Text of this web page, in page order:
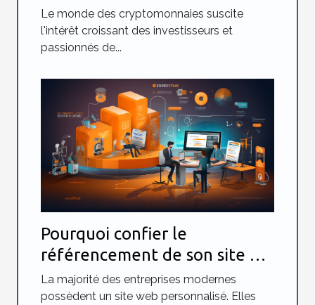
million de dollars
Le monde des cryptomonnaies suscite
l'intérêt croissant des investisseurs et
passionnés de...
Pourquoi confier le
référencement de son site à
une agence spécialisée ?
La majorité des entreprises modernes
possèdent un site web personnalisé. Elles